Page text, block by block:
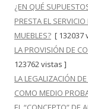
¿EN QUÉ
PRESTA EL
MUEBLES? [ 132037
LA PROVISIÓN DE
123762 vistas ]
LA LEGALIZACIÓN
COMO MEDIO